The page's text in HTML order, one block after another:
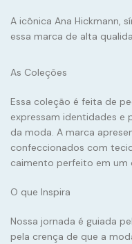
A icônica Ana Hickmann,
essa marca de alta
As Coleções
Essa coleção é feita de
expressam identidades e
da moda. A marca
confeccionados com
caimento perfeito em um
O que Inspira
Nossa jornada é guiada
pela crença de que a